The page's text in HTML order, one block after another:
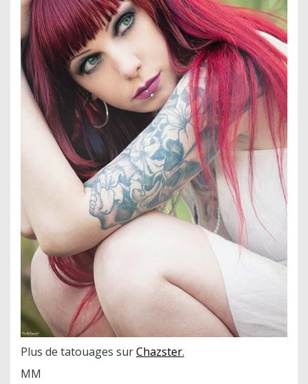
Plus de tatouages surChazster.
MM